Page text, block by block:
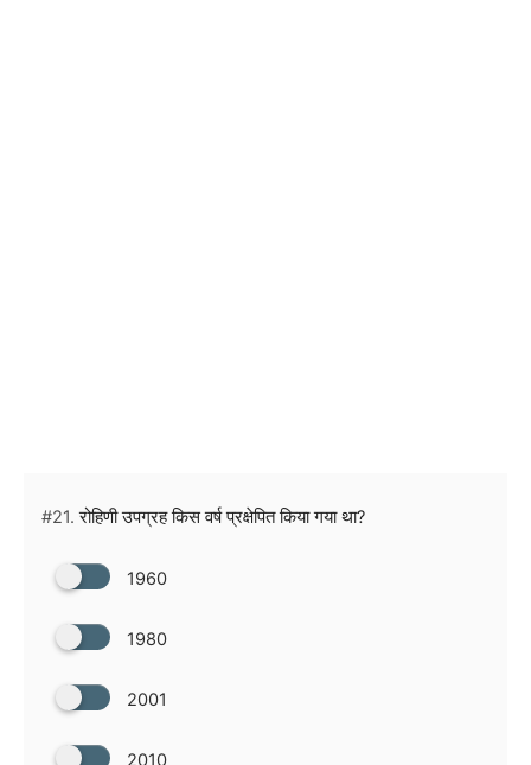
#21. रोहिणी उपग्रह किस वर्ष प्रक्षेपित किया गया था?
1960
1980
2001